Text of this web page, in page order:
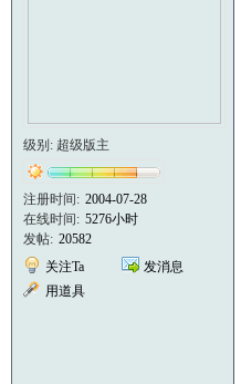
级别: 超级版主
注册时间: 2004-07-28
在线时间: 5276小时
发帖: 20582
关注Ta
发消息
用道具